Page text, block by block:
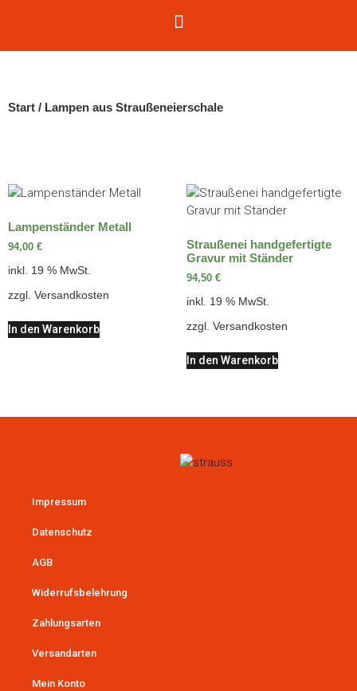
Start / Lampen aus Straußeneierschale
Lampenständer Metall
94,00 €
inkl. 19 % MwSt.
zzgl. Versandkosten
In den Warenkorb
Straußenei handgefertigte
Gravur mit Ständer
94,50 €
inkl. 19 % MwSt.
zzgl. Versandkosten
In den Warenkorb
Impressum
Datenschutz
AGB
Widerrufsbelehrung
Zahlungsarten
Versandarten
Mein Konto